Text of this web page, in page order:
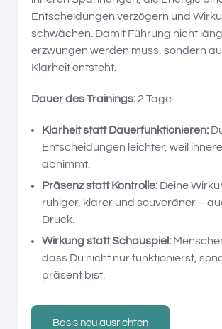
Entscheidungen verzögern und
schwächen. Damit Führung nicht
erzwungen werden muss, sondern
Klarheit entsteht.
Dauer des Trainings:2 Tage
Klarheit statt Dauerfunktionieren:
Entscheidungen leichter, weil
abnimmt.
Präsenz statt Kontrolle: Deine
ruhiger, klarer und souveräner –
Druck.
Wirkung statt Schauspiel:
dass Du nicht nur funktionierst,
präsent bist.
Basis neu ausrichten